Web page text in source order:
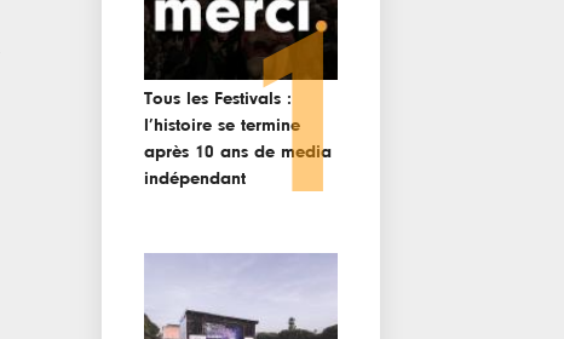
Tous les Festivals :
l’histoire se termine
après 10 ans de media
indépendant1